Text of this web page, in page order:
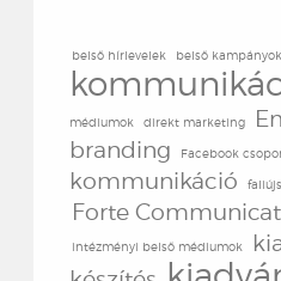
belső hírlevelek belső kampányok
médiumok direkt marketing
branding
Facebook
kommunikáció
Forte
intézményi belső médiumok